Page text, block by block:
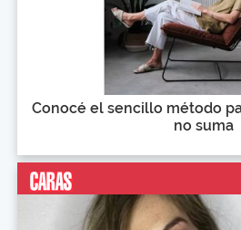
Conocé el sencillo método
no suma